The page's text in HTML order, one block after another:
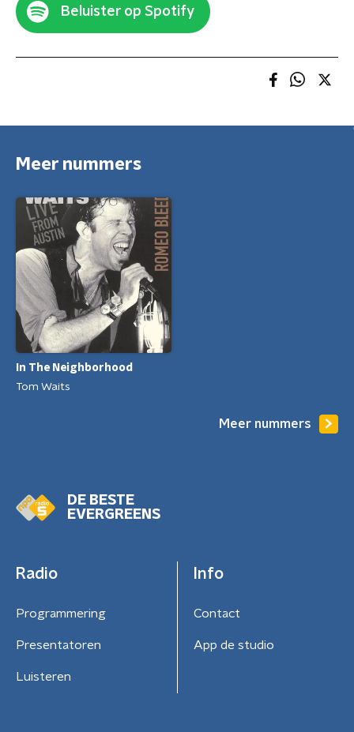
Beluister op Spotify
Meer nummers
In The Neighborhood
Tom Waits
Meer nummers
DE BESTE
EVERGREENS
Radio
Programmering
Presentatoren
Luisteren
Info
Contact
App de studio